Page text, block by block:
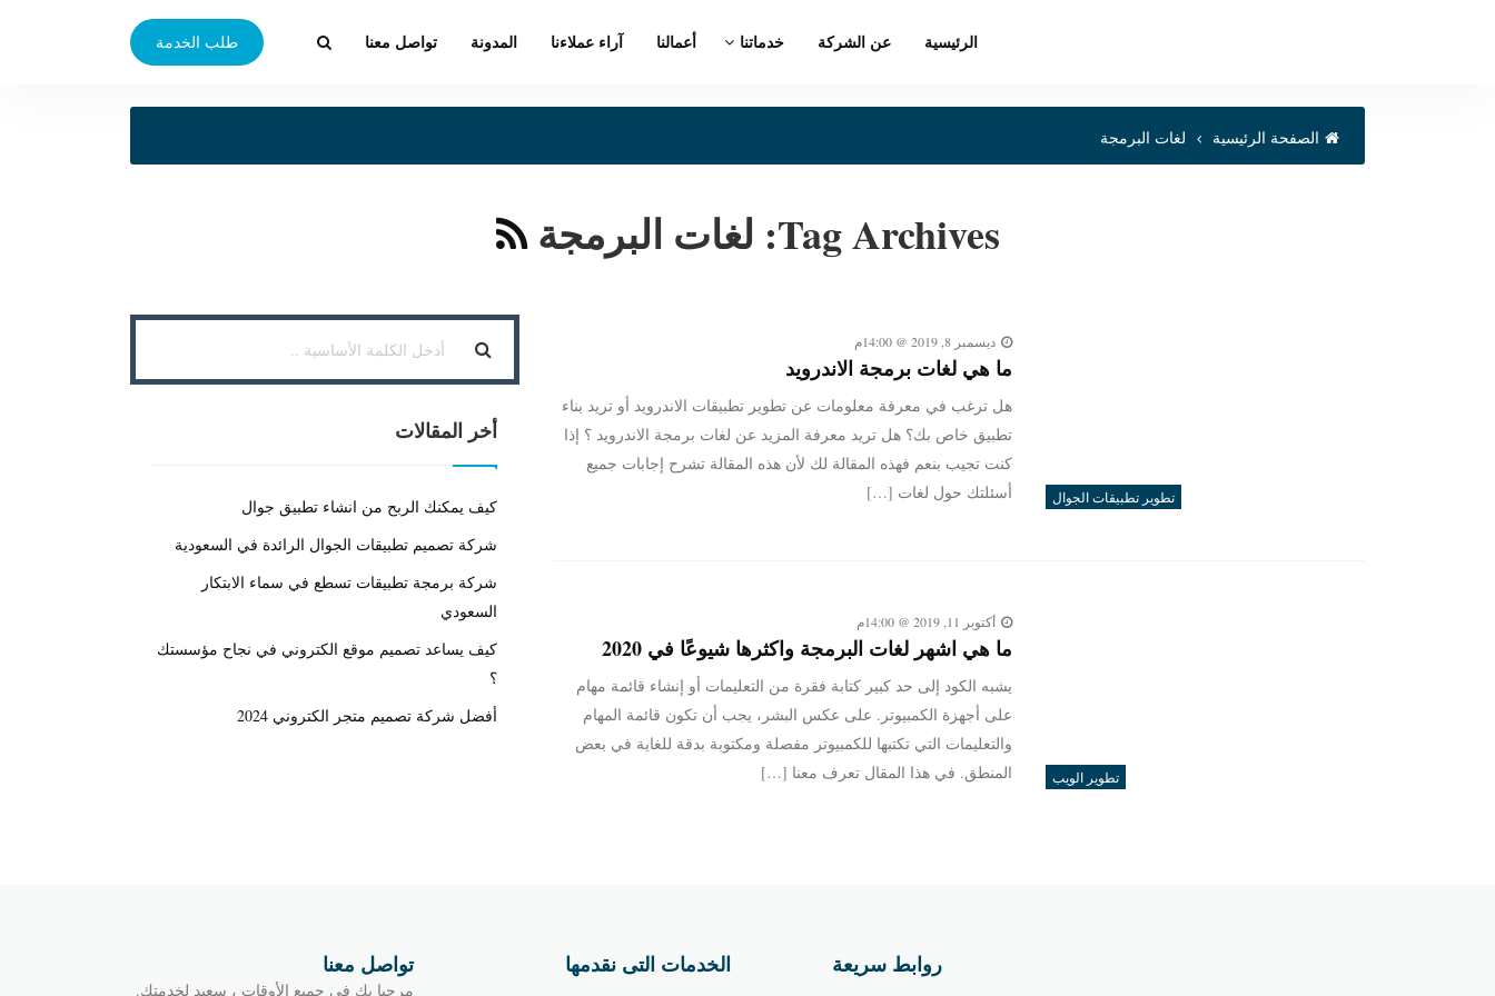
الرئيسية عن الشركة خدماتنا أعمالنا آراء عملاءنا المدونة تواصل معنا طلب الخدمة
الصفحة الرئيسية لغات البرمجة
Tag Archives: لغات البرمجة
تطوير تطبيقات الجوال
ديسمبر 8, 2019 @ 14:00م
ما هي لغات برمجة الاندرويد
هل ترغب في معرفة معلومات عن تطوير تطبيقات الاندرويد أو تريد بناء
تطبيق خاص بك؟ هل تريد معرفة المزيد عن لغات برمجة الاندرويد ؟ إذا
كنت تجيب بنعم فهذه المقالة لك لأن هذه المقالة تشرح إجابات جميع
أسئلتك حول لغات […]
تطوير الويب
أكتوبر 11, 2019 @ 14:00م
ما هي اشهر لغات البرمجة واكثرها شيوعًا في 2020
يشبه الكود إلى حد كبير كتابة فقرة من التعليمات أو إنشاء قائمة مهام
على أجهزة الكمبيوتر. على عكس البشر، يجب أن تكون قائمة المهام
والتعليمات التي تكتبها للكمبيوتر مفصلة ومكتوبة بدقة للغاية في بعض
المنطق. في هذا المقال تعرف معنا […]
أخر المقالات
كيف يمكنك الربح من انشاء تطبيق جوال
شركة تصميم تطبيقات الجوال الرائدة في السعودية
شركة برمجة تطبيقات تسطع في سماء الابتكار
السعودي
كيف يساعد تصميم موقع الكتروني في نجاح مؤسستك
؟
أفضل شركة تصميم متجر الكتروني 2024
روابط سريعة الخدمات التى نقدمها تواصل معنا
مرحبا بك في جميع الأوقات ، سعيد لخدمتك.